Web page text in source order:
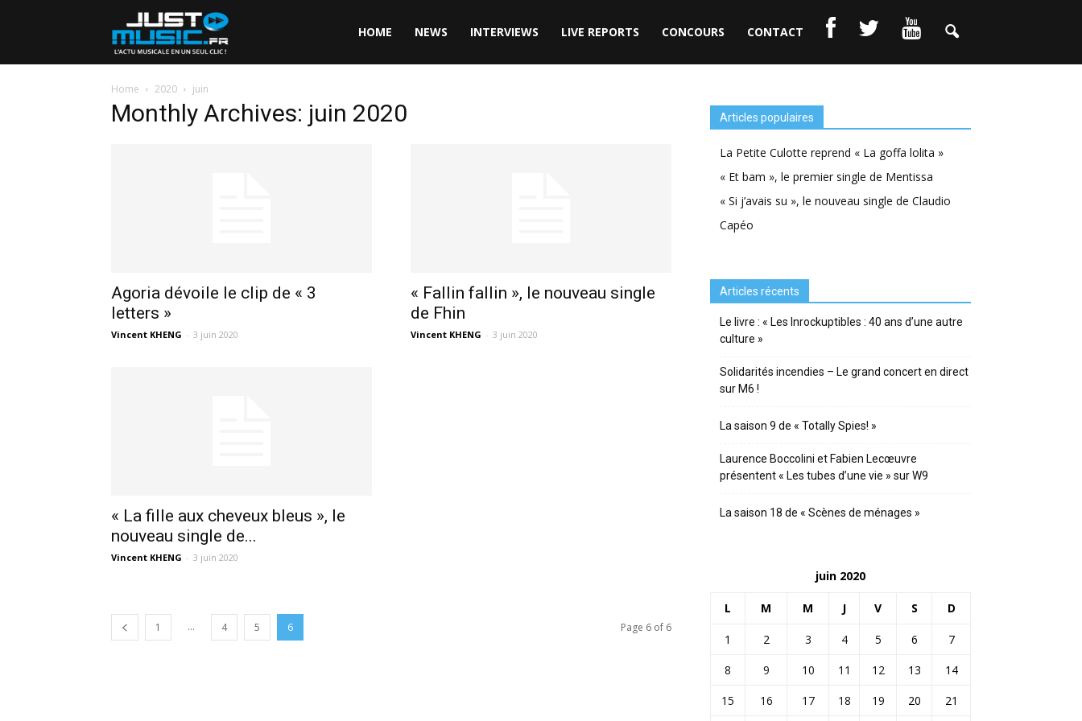
HOME NEWS INTERVIEWS LIVE REPORTS CONCOURS CONTACT
Home 2020 juin
Monthly Archives: juin 2020
Agoria dévoile le clip de « 3
letters »
Vincent KHENG - 3 juin 2020
« Fallin fallin », le nouveau single
de Fhin
Vincent KHENG - 3 juin 2020
« La fille aux cheveux bleus », le
nouveau single de...
Vincent KHENG - 3 juin 2020
1 ... 4 5 6 Page 6 of 6
Articles populaires
La Petite Culotte reprend « La goffa lolita »
« Et bam », le premier single de Mentissa
« Si j’avais su », le nouveau single de Claudio
Capéo
Articles récents
Le livre : « Les Inrockuptibles : 40 ans d’une autre
culture »
Solidarités incendies – Le grand concert en direct
sur M6 !
La saison 9 de « Totally Spies! »
Laurence Boccolini et Fabien Lecœuvre
présentent « Les tubes d’une vie » sur W9
La saison 18 de « Scènes de ménages »
juin 2020
L M M J V S D
1 2 3 4 5 6
7
8
9 10 11 12 13
14
15
16 17 18 19 20 21